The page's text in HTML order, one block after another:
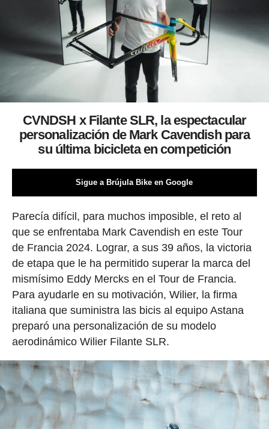
CVNDSH x Filante SLR, la espectacular
personalización de Mark Cavendish para
su última bicicleta en competición
Sigue a Brújula Bike en Google
Parecía difícil, para muchos imposible, el reto al
que se enfrentaba Mark Cavendish en este Tour
de Francia 2024. Lograr, a sus 39 años, la victoria
de etapa que le ha permitido superar la marca del
mismísimo Eddy Mercks en el Tour de Francia.
Para ayudarle en su motivación, Wilier, la firma
italiana que suministra las bicis al equipo Astana
preparó una personalización de su modelo
aerodinámico Wilier Filante SLR.